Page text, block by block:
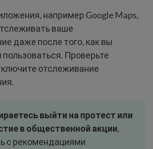
например Google Maps,
ваше
даже после того, как вы
Проверьте
отслеживание
выйти на протест или
в общественной акции,
с рекомендациями